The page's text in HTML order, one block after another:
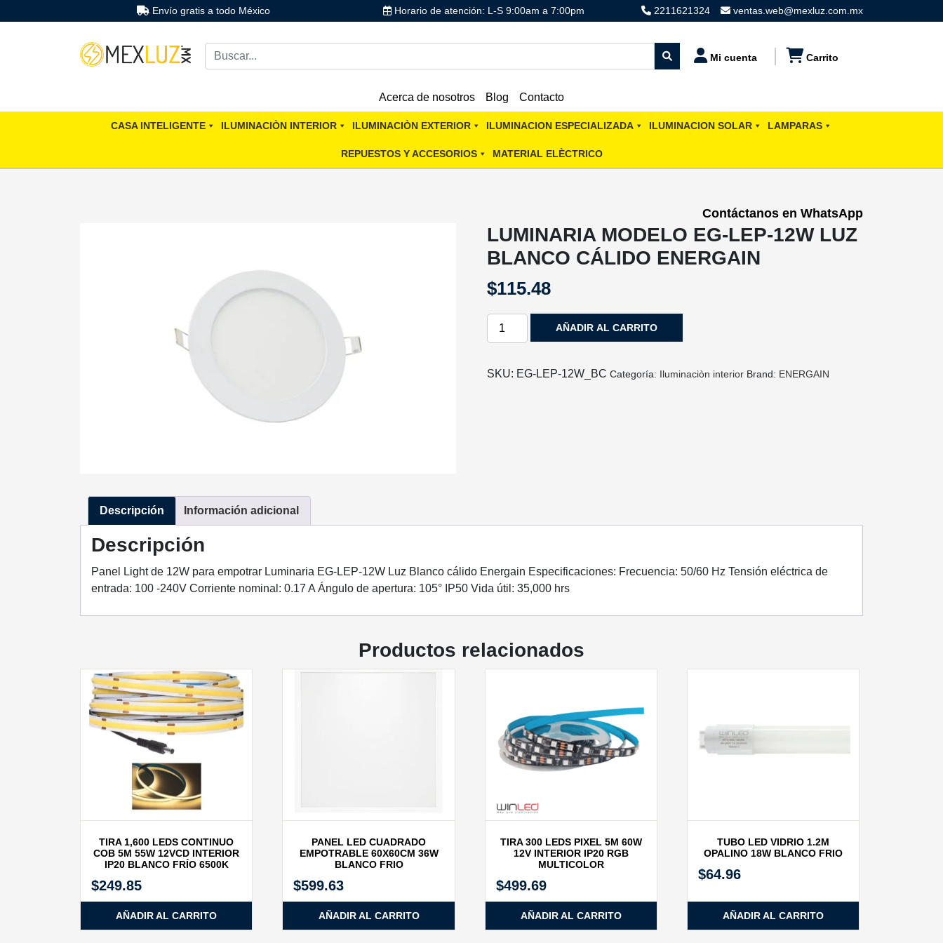
Envío gratis a todo México Horario de atención: L-S 9:00am a 7:00pm 2211621324 ventas.web@mexluz.com.mx
Mi cuenta Carrito
Acerca de nosotros Blog Contacto
CASA INTELIGENTE ILUMINACIÒN INTERIOR ILUMINACIÒN EXTERIOR ILUMINACION ESPECIALIZADA ILUMINACION SOLAR LAMPARAS
REPUESTOS Y ACCESORIOS MATERIAL ELÈCTRICO
Contáctanos en WhatsApp
LUMINARIA MODELO EG-LEP-12W LUZ
BLANCO CÁLIDO ENERGAIN
$115.48
LUMINARIA
LEP-
AÑADIR AL CARRITO
SKU: EG-LEP-12W_BC Categoría: Iluminaciòn interior Brand: ENERGAIN
Descripción Información adicional
Descripción
Panel Light de 12W para empotrar Luminaria EG-LEP-12W Luz Blanco cálido Energain Especificaciones: Frecuencia: 50/60 Hz Tensión eléctrica de
entrada: 100 -240V Corriente nominal: 0.17 A Ángulo de apertura: 105° IP50 Vida útil: 35,000 hrs
Productos relacionados
TIRA 1,600 LEDS CONTINUO
COB 5M 55W 12VCD INTERIOR
IP20 BLANCO FRÍO 6500K
$249.85
AÑADIR AL CARRITO
PANEL LED CUADRADO
EMPOTRABLE 60X60CM 36W
BLANCO FRIO
$599.63
AÑADIR AL CARRITO
TIRA 300 LEDS PIXEL 5M 60W
12V INTERIOR IP20 RGB
MULTICOLOR
$499.69
AÑADIR AL CARRITO
TUBO LED VIDRIO 1.2M
OPALINO 18W BLANCO FRIO
$64.96
AÑADIR AL CARRITO